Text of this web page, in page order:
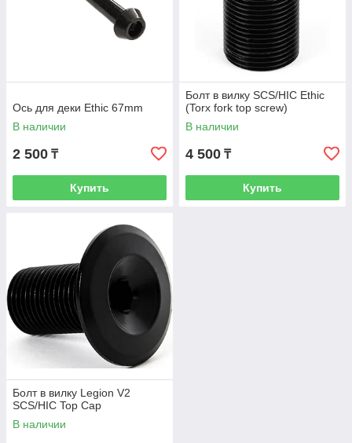
Ось для деки Ethic 67mm
В наличии
2 500 ₸
Купить
Болт в вилку SCS/HIC Ethic
(Torx fork top screw)
В наличии
4 500 ₸
Купить
Болт в вилку Legion V2
SCS/HIC Top Cap
В наличии